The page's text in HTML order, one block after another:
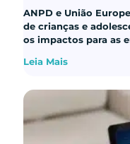
ANPD e União
de crianças e
os impactos para as
Leia Mais